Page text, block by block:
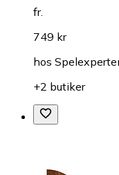
fr.
749 kr
hos
+2 butiker